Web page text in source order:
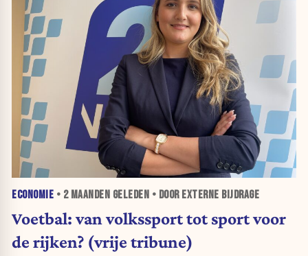
ECONOMIE • 2 MAANDEN GELEDEN • DOOR EXTERNE BIJDRAGE
Voetbal: van volkssport tot sport voor
de rijken? (vrije tribune)